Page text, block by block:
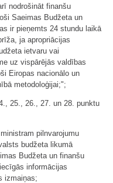
nodrošināt finanšu
Saeimas Budžeta un
ir pieņemts 24 stundu laikā
ja apropriācijas
ietvaru vai
uz vispārējās valdības
Eiropas nacionālo un
metodoloģijai;";
25., 26., 27. un 28. punktu
pilnvarojumu
budžeta likumā
Budžeta un finanšu
informācijas
izmaiņas;